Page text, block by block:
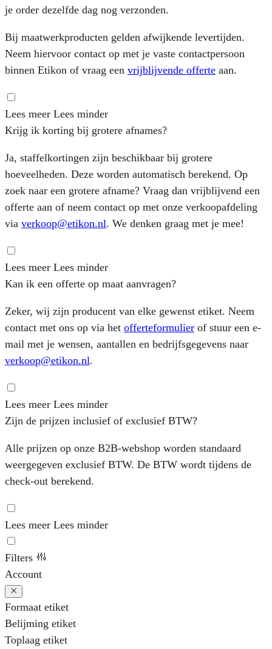
je order dezelfde dag nog verzonden.
Bij maatwerkproducten gelden afwijkende levertijden.
Neem hiervoor contact op met je vaste contactpersoon
binnen Etikon of vraag een vrijblijvende offerte aan.
Lees meer Lees minder
Krijg ik korting bij grotere afnames?
Ja, staffelkortingen zijn beschikbaar bij grotere
hoeveelheden. Deze worden automatisch berekend. Op
zoek naar een grotere afname? Vraag dan vrijblijvend een
offerte aan of neem contact op met onze verkoopafdeling
via verkoop@etikon.nl. We denken graag met je mee!
Lees meer Lees minder
Kan ik een offerte op maat aanvragen?
Zeker, wij zijn producent van elke gewenst etiket. Neem
contact met ons op via het offerteformulier of stuur een e-
mail met je wensen, aantallen en bedrijfsgegevens naar
verkoop@etikon.nl.
Lees meer Lees minder
Zijn de prijzen inclusief of exclusief BTW?
Alle prijzen op onze B2B-webshop worden standaard
weergegeven exclusief BTW. De BTW wordt tijdens de
check-out berekend.
Lees meer Lees minder
Filters
Account
Formaat etiket
Belijming etiket
Toplaag etiket